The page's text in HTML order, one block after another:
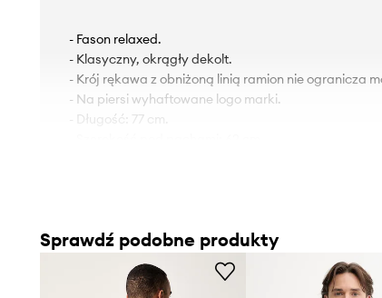
- Fason relaxed.
- Klasyczny, okrągły dekolt.
- Krój rękawa z obniżoną linią ramion nie ogranicza
- Na piersi wyhaftowane logo marki.
- Długość: 77 cm.
Sprawdź podobne produkty